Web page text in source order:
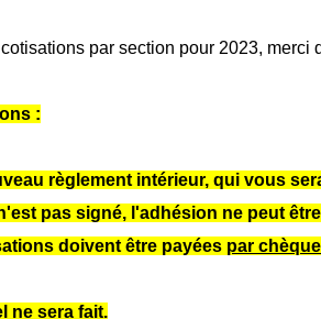
par section pour 2023, merci
:
règlement intérieur, qui vous
pas signé, l'adhésion ne peut
doivent être payées par
ne sera fait.